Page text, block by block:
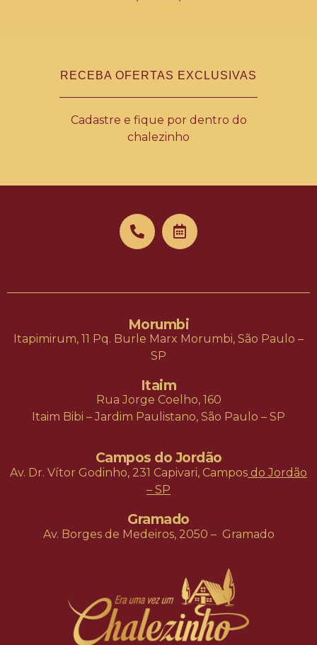
RECEBA OFERTAS EXCLUSIVAS
Cadastre e fique por dentro do
chalezinho
Morumbi
Itapimirum, 11 Pq. Burle Marx Morumbi, São Paulo –
SP
Itaim
Rua Jorge Coelho, 160
Itaim Bibi – Jardim Paulistano, São Paulo – SP
Campos do Jordão
Av. Dr. Vítor Godinho, 231 Capivari, Campos do Jordão
– SP
Gramado
Av. Borges de Medeiros, 2050 – Gramado